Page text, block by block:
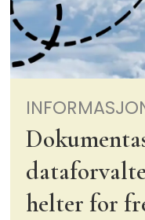
helter for